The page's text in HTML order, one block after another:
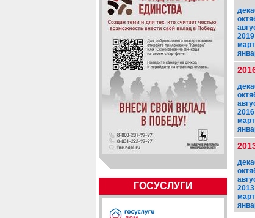
ГОСУСЛУГИ
2019
2016
2013